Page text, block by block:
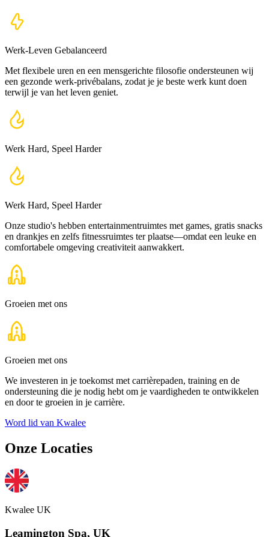
Werk-Leven Gebalanceerd
Met flexibele uren en een mensgerichte filosofie ondersteunen wij
een gezonde werk-privébalans, zodat je je beste werk kunt doen
terwijl je van het leven geniet.
Werk Hard, Speel Harder
Werk Hard, Speel Harder
Onze studio's hebben entertainmentruimtes met games, gratis snacks
en drankjes en zelfs fitnessruimtes ter plaatse—omdat een leuke en
comfortabele omgeving creativiteit aanwakkert.
Groeien met ons
Groeien met ons
We investeren in je toekomst met carrièrepaden, training en de
ondersteuning die je nodig hebt om je vaardigheden te ontwikkelen
en door te groeien in je carrière.
Word lid van Kwalee
Onze Locaties
Kwalee UK
Leamington Spa, UK